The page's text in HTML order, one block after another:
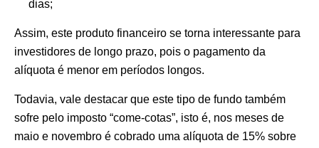
dias;
Assim, este produto financeiro se torna interessante para
investidores de longo prazo, pois o pagamento da
alíquota é menor em períodos longos.
Todavia, vale destacar que este tipo de fundo também
sofre pelo imposto “come-cotas”, isto é, nos meses de
maio e novembro é cobrado uma alíquota de 15% sobre